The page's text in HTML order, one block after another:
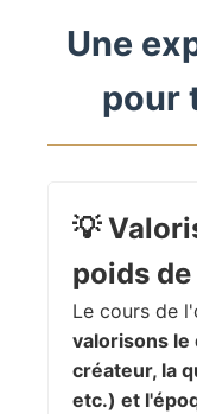
Une
pour
💡
poids
Le cours de
valorisons le
créateur, la
etc.) et